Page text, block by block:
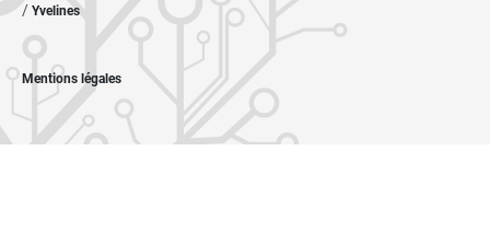
/ Yvelines
Mentions légales